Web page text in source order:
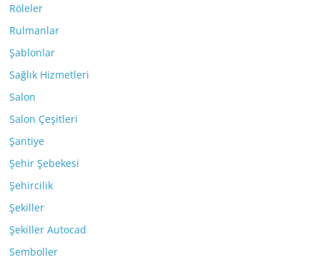
Röleler
Rulmanlar
Şablonlar
Sağlık Hizmetleri
Salon
Salon Çeşitleri
Şantiye
Şehir Şebekesi
Şehircilik
Şekiller
Şekiller Autocad
Semboller